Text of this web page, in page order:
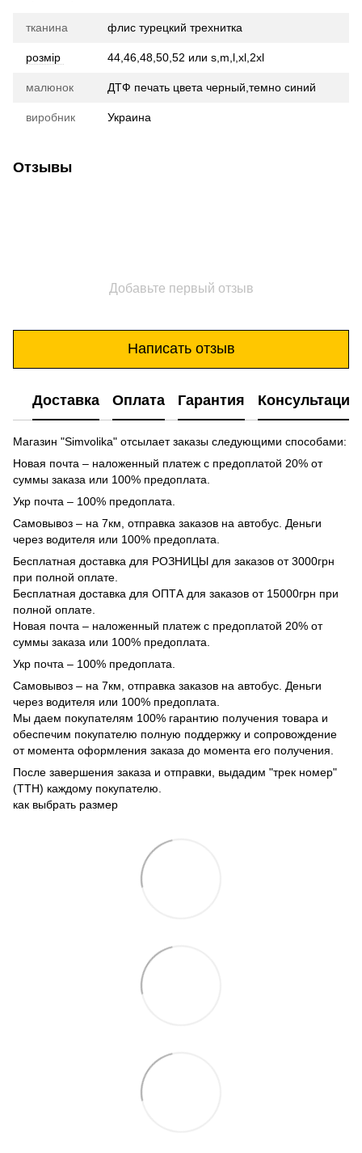
тканина флис турецкий трехнитка
розмір 44,46,48,50,52 или s,m,l,xl,2xl
малюнок ДТФ печать цвета черный,темно синий
виробник Украина
Отзывы
Добавьте первый отзыв
Написать отзыв
Доставка Оплата Гарантия Консультация
Магазин "Simvolika" отсылает заказы следующими способами:
Новая почта – наложенный платеж с предоплатой 20% от
суммы заказа или 100% предоплата.
Укр почта – 100% предоплата.
Самовывоз – на 7км, отправка заказов на автобус. Деньги
через водителя или 100% предоплата.
Бесплатная доставка для РОЗНИЦЫ для заказов от 3000грн
при полной оплате.
Бесплатная доставка для ОПТА для заказов от 15000грн при
полной оплате.
Новая почта – наложенный платеж с предоплатой 20% от
суммы заказа или 100% предоплата.
Укр почта – 100% предоплата.
Самовывоз – на 7км, отправка заказов на автобус. Деньги
через водителя или 100% предоплата.
Мы даем покупателям 100% гарантию получения товара и
обеспечим покупателю полную поддержку и сопровождение
от момента оформления заказа до момента его получения.
После завершения заказа и отправки, выдадим "трек номер"
(ТТН) каждому покупателю.
как выбрать размер